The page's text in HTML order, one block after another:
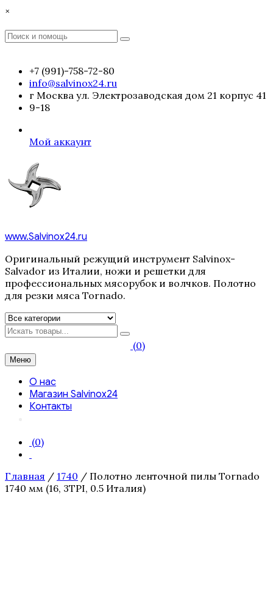
Перейти
содержимому
×
Поиск
Поиск
+7 (991)-758-72-80
info@salvinox24.ru
г Москва ул. Электрозаводская дом 21 корпус 41
9-18
Мой аккаунт
www.Salvinox24.ru
Оригинальный режущий инструмент Salvinox-
Salvador из Италии, ножи и решетки для
профессиональных мясорубок и волчков. Полотно
для резки мяса Tornado.
Искать
(0)
Меню
О нас
Магазин Salvinox24
Контакты
(0)
Главная / 1740 / Полотно ленточной пилы Tornado
1740 мм (16, 3TPI, 0.5 Италия)